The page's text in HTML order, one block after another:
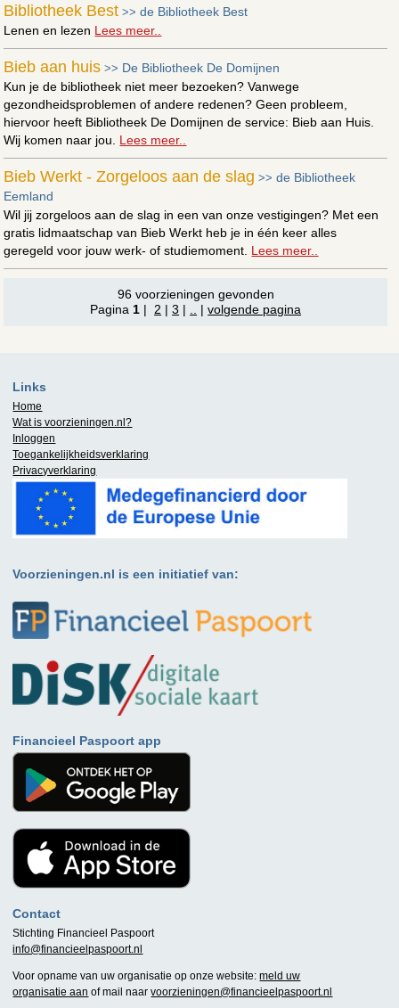
Bibliotheek Best >>de Bibliotheek Best
Lenen en lezen Lees meer..
Bieb aan huis >> De Bibliotheek De Domijnen
Kun je de bibliotheek niet meer bezoeken? Vanwege
gezondheidsproblemen of andere redenen? Geen probleem,
hiervoor heeft Bibliotheek De Domijnen de service: Bieb aan Huis.
Wij komen naar jou. Lees meer..
Bieb Werkt - Zorgeloos aan de slag >>de Bibliotheek
Eemland
Wil jij zorgeloos aan de slag in een van onze vestigingen? Met een
gratis lidmaatschap van Bieb Werkt heb je in één keer alles
geregeld voor jouw werk- of studiemoment. Lees meer..
96 voorzieningen gevonden
Pagina 1 | 2 |3 | |volgende pagina
Links
Home
Wat is voorzieningen.nl?
Inloggen
Toegankelijkheidsverklaring
Privacyverklaring
Voorzieningen.nl is een initiatief van:
Financieel Paspoort app
Contact
Stichting Financieel Paspoort
info@financieelpaspoort.nl
Voor opname van uw organisatie op onze website:meld uw
organisatie aan of mail naarvoorzieningen@financieelpaspoort.nl